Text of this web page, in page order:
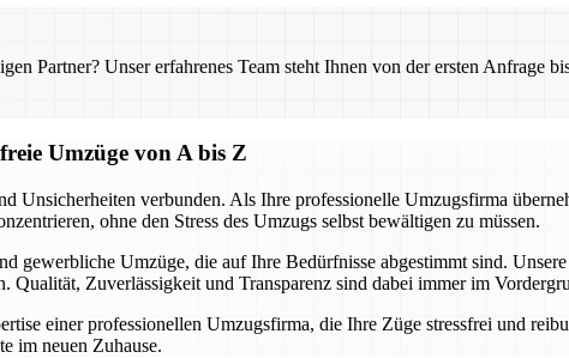
Partner? Unser erfahrenes Team steht Ihnen von der ersten Anfrage
Umzüge von A bis Z
Unsicherheiten verbunden. Als Ihre professionelle Umzugsfirma
ohne den Stress des Umzugs selbst bewältigen zu müssen.
gewerbliche Umzüge, die auf Ihre Bedürfnisse abgestimmt sind.
Zuverlässigkeit und Transparenz sind dabei immer im
einer professionellen Umzugsfirma, die Ihre Züge stressfrei und
im neuen Zuhause.